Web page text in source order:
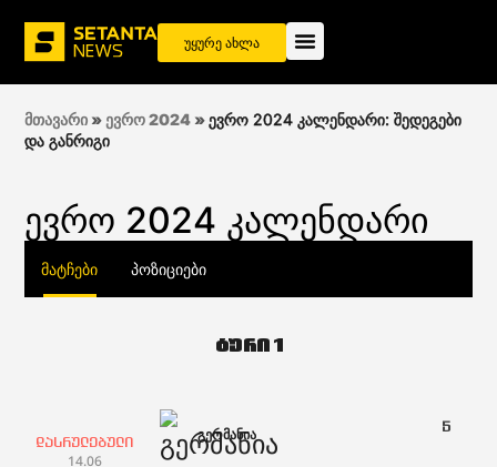
უყურე ახლა
მთავარი» ევრო 2024» ევრო 2024 კალენდარი: შედეგები
და განრიგი
ევრო 2024 კალენდარი
მატჩები პოზიციები
ტური 1
დასრულებული
14.06
გერმანია 5